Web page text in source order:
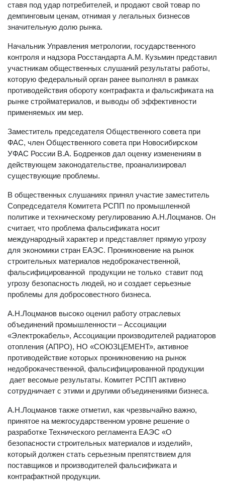
ставя под удар потребителей, и продают свой товар по
демпинговым ценам, отнимая у легальных бизнесов
значительную долю рынка.
Начальник Управления метрологии, государственного
контроля и надзора Росстандарта А.М. Кузьмин представил
участникам общественных слушаний результаты работы,
которую федеральный орган ранее выполнял в рамках
противодействия обороту контрафакта и фальсификата на
рынке стройматериалов, и выводы об эффективности
применяемых им мер.
Заместитель председателя Общественного совета при
ФАС, член Общественного совета при Новосибирском
УФАС России В.А. Бодренков дал оценку изменениям в
действующем законодательстве, проанализировал
существующие проблемы.
В общественных слушаниях принял участие заместитель
Сопредседателя Комитета РСПП по промышленной
политике и техническому регулированию А.Н.Лоцманов. Он
считает, что проблема фальсификата носит
международный характер и представляет прямую угрозу
для экономики стран ЕАЭС. Проникновение на рынок
строительных материалов недоброкачественной,
фальсифицированной продукции не только ставит под
угрозу безопасность людей, но и создает серьезные
проблемы для добросовестного бизнеса.
А.Н.Лоцманов высоко оценил работу отраслевых
объединений промышленности – Ассоциации
«Электрокабель», Ассоциации производителей радиаторов
отопления (АПРО), НО «СОЮЗЦЕМЕНТ», активное
противодействие которых проникновению на рынок
недоброкачественной, фальсифицированной продукции
дает весомые результаты. Комитет РСПП активно
сотрудничает с этими и другими объединениями бизнеса.
А.Н.Лоцманов также отметил, как чрезвычайно важно,
принятое на межгосударственном уровне решение о
разработке Технического регламента ЕАЭС «О
безопасности строительных материалов и изделий»,
который должен стать серьезным препятствием для
поставщиков и производителей фальсификата и
контрафактной продукции.